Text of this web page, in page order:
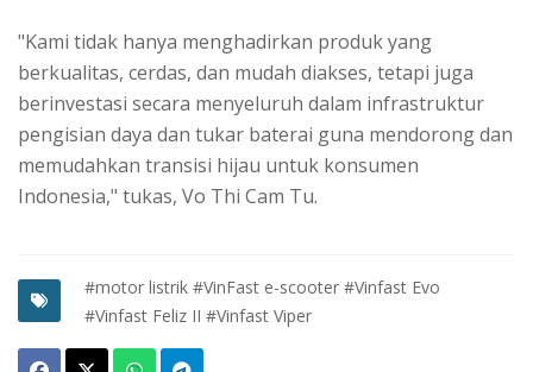
"Kami tidak hanya menghadirkan produk yang
berkualitas, cerdas, dan mudah diakses, tetapi juga
berinvestasi secara menyeluruh dalam infrastruktur
pengisian daya dan tukar baterai guna mendorong dan
memudahkan transisi hijau untuk konsumen
Indonesia," tukas, Vo Thi Cam Tu.
#motor listrik #VinFast e-scooter #Vinfast Evo
#Vinfast Feliz II #Vinfast Viper